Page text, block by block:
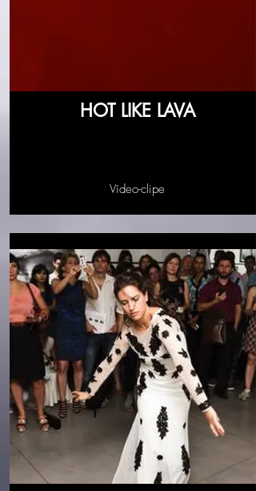
HOT LIKE LAVA
Vídeo-clipe